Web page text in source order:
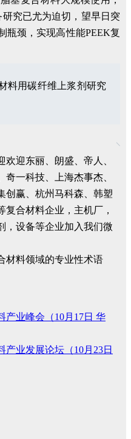
究已尤为迫切，望早日突
瓶颈，实现高性能PEEK复
料用碳纤维上浆剂研究
迎东丽、朗盛、帝人、
一科技、上海杰事杰、
创赢、杭州马科森、韩塑
合材料企业，主机厂，
，设备等企业加入我们微
产业峰会（10月17日 华
业发展论坛（10月23日